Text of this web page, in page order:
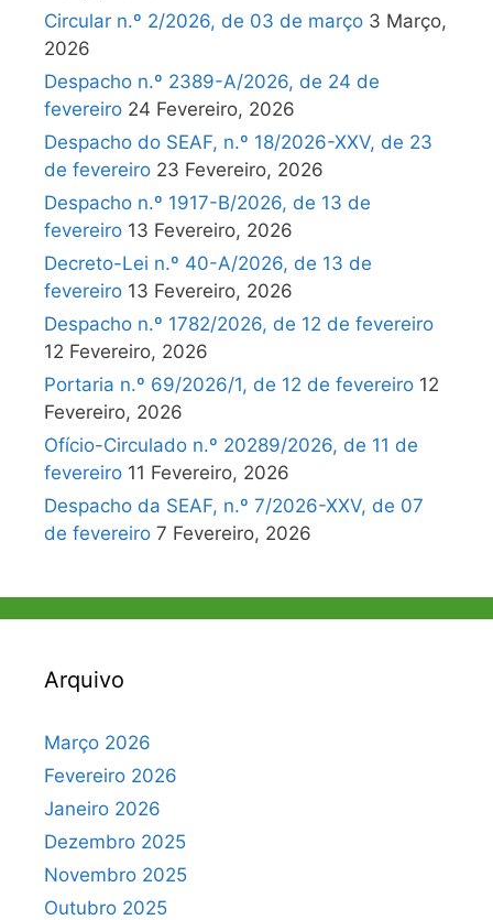
Circular n.º 2/2026, de 03 de março 3 Março,
2026
Despacho n.º 2389-A/2026, de 24 de
fevereiro 24 Fevereiro, 2026
Despacho do SEAF, n.º 18/2026-XXV, de 23
de fevereiro 23 Fevereiro, 2026
Despacho n.º 1917-B/2026, de 13 de
fevereiro 13 Fevereiro, 2026
Decreto-Lei n.º 40-A/2026, de 13 de
fevereiro 13 Fevereiro, 2026
Despacho n.º 1782/2026, de 12 de fevereiro
12 Fevereiro, 2026
Portaria n.º 69/2026/1, de 12 de fevereiro 12
Fevereiro, 2026
Ofício-Circulado n.º 20289/2026, de 11 de
fevereiro 11 Fevereiro, 2026
Despacho da SEAF, n.º 7/2026-XXV, de 07
de fevereiro 7 Fevereiro, 2026
Arquivo
Março 2026
Fevereiro 2026
Janeiro 2026
Dezembro 2025
Novembro 2025
Outubro 2025